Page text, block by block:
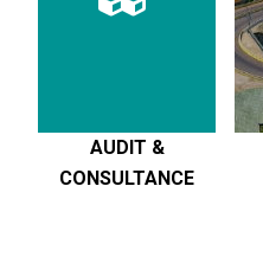
AUDIT &
CONSULTANCE